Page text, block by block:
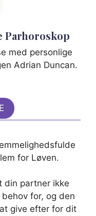
Parhoroskop
med personlige
Adrian Duncan.
for Løven.
din partner ikke
for, og den
give efter for dit